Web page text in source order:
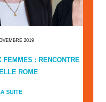
2019
: RENCONTRE
ROME
SUITE